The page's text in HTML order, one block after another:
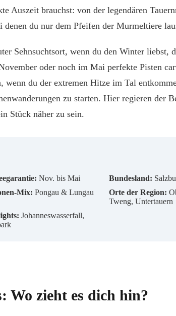
Auszeit brauchst: von der legendären
du nur dem Pfeifen der Murmeltiere
Sehnsuchtsort, wenn du den Winter liebst,
oder noch im Mai perfekte Pisten
du der extremen Hitze im Tal
zu starten. Hier regieren der
Stück näher zu sein.
Nov. bis Mai Bundesland:
Mix: Pongau & Lungau Orte der Region:
Tweng, Untertauern
Johanneswasserfall,
Wo zieht es dich hin?